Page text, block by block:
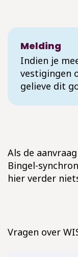
Melding
Indien je
vestigingen
gelieve dit
Als de
Bingel-
hier verder
Vragen over